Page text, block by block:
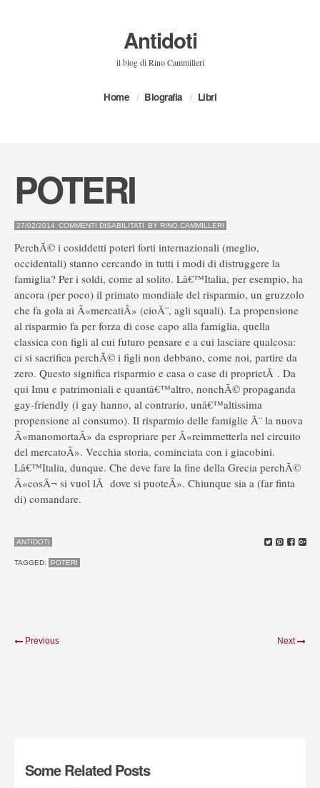
Antidoti
il blog di Rino Cammilleri
Home Biografia Libri
POTERI
27/02/2014 COMMENTI DISABILITATI SU
BY RINO.CAMMILLERI
PerchÃ© i cosiddetti poteri forti internazionali (meglio,
occidentali) stanno cercando in tutti i modi di distruggere la
famiglia? Per i soldi, come al solito. Lâ€™Italia, per esempio, ha
ancora (per poco) il primato mondiale del risparmio, un gruzzolo
che fa gola ai Â«mercatiÂ» (cioÃ¨, agli squali). La propensione
al risparmio fa per forza di cose capo alla famiglia, quella
classica con figli al cui futuro pensare e a cui lasciare qualcosa:
ci si sacrifica perchÃ© i figli non debbano, come noi, partire da
zero. Questo significa risparmio e casa o case di proprietÃ . Da
qui Imu e patrimoniali e quantâ€™altro, nonchÃ© propaganda
gay-friendly (i gay hanno, al contrario, unâ€™altissima
propensione al consumo). Il risparmio delle famiglie Ã¨ la nuova
Â«manomortaÂ» da espropriare per Â«reimmetterla nel circuito
del mercatoÂ». Vecchia storia, cominciata con i giacobini.
Lâ€™Italia, dunque. Che deve fare la fine della Grecia perchÃ©
Â«cosÃ¬ si vuol lÃ dove si puoteÂ». Chiunque sia a (far finta
di) comandare.
ANTIDOTI
TAGGED: POTERI
Previous Next
Some Related Posts